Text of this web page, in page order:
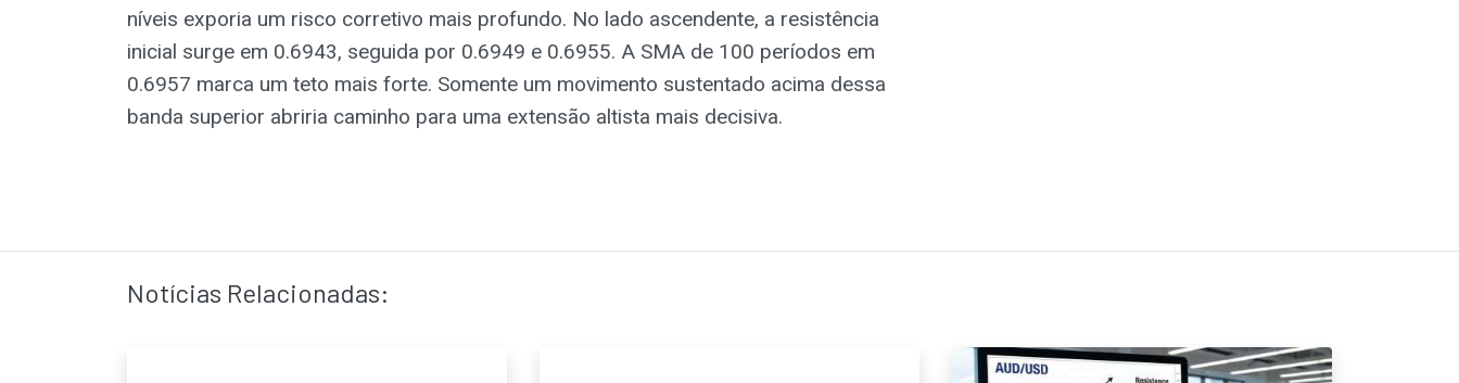
níveis exporia um risco corretivo mais profundo. No lado ascendente, a resistência
inicial surge em 0.6943, seguida por 0.6949 e 0.6955. A SMA de 100 períodos em
0.6957 marca um teto mais forte. Somente um movimento sustentado acima dessa
banda superior abriria caminho para uma extensão altista mais decisiva.
Notícias Relacionadas: